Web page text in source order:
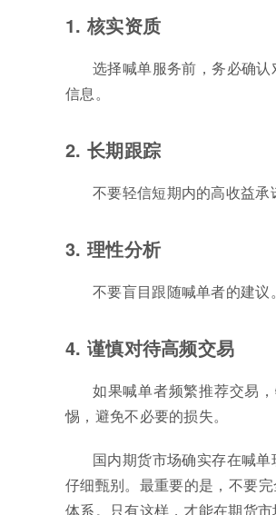
1. 核实资质
选择喊单服务前，务必确
信息。
2. 长期跟踪
不要轻信短期内的高收益承
3. 理性分析
不要盲目跟随喊单者的建议
4. 谨慎对待高频交易
如果喊单者频繁推荐交易
惕，避免不必要的损失。
国内期货市场确实存在喊
仔细甄别。最重要的是，不要
体系。只有这样，才能在期货市